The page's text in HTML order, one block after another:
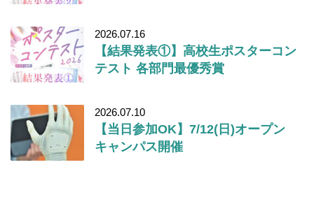
2026.07.16
【結果発表①】高校生ポスターコン
テスト 各部門最優秀賞
2026.07.10
【当日参加OK】7/12(日)オープン
キャンパス開催